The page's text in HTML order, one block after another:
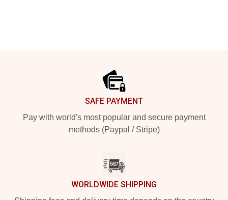
SAFE PAYMENT
Pay with world's most popular and secure payment
methods (Paypal / Stripe)
WORLDWIDE SHIPPING